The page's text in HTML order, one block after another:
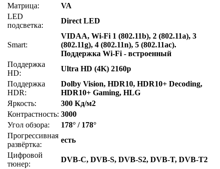
Матрица:
VA
LED
подсветка:
Direct LED
Smart:
VIDAA, Wi-Fi 1 (802.11b), 2 (802.11a), 3
(802.11g), 4 (802.11n), 5 (802.11ac).
Поддержка Wi-Fi - встроенный
Поддержка
HD:
Ultra HD (4K) 2160p
Поддержка
HDR:
Dolby Vision, HDR10, HDR10+ Decoding,
HDR10+ Gaming, HLG
Яркость:
300 Кд/м2
Контрастность: 3000
Угол обзора:
178° / 178°
Прогрессивная
развёртка:
есть
Цифровой
тюнер:
DVB-C, DVB-S, DVB-S2, DVB-T, DVB-T2